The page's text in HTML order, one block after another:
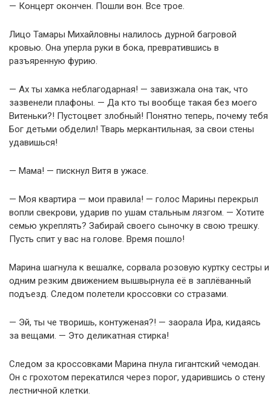
— Концерт окончен. Пошли вон. Все трое.
Лицо Тамары Михайловны налилось дурной багровой
кровью. Она уперла руки в бока, превратившись в
разъяренную фурию.
— Ах ты хамка неблагодарная! — завизжала она так, что
зазвенели плафоны. — Да кто ты вообще такая без моего
Витеньки?! Пустоцвет злобный! Понятно теперь, почему тебя
Бог детьми обделил! Тварь меркантильная, за свои стены
удавишься!
— Мама! — пискнул Витя в ужасе.
— Моя квартира — мои правила! — голос Марины перекрыл
вопли свекрови, ударив по ушам стальным лязгом. — Хотите
семью укреплять? Забирай своего сыночку в свою трешку.
Пусть спит у вас на голове. Время пошло!
Марина шагнула к вешалке, сорвала розовую куртку сестры и
одним резким движением вышвырнула её в заплёванный
подъезд. Следом полетели кроссовки со стразами.
— Эй, ты че творишь, контуженая?! — заорала Ира, кидаясь
за вещами. — Это деликатная стирка!
Следом за кроссовками Марина пнула гигантский чемодан.
Он с грохотом перекатился через порог, ударившись о стену
лестничной клетки.